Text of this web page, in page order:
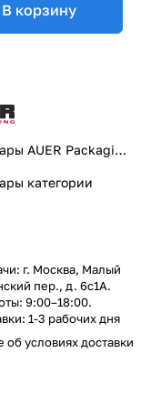
В корзину
Все товары AUER Packaging
категории
г. Москва, Малый
пер., д. 6с1А.
9:00–18:00.
1-3 рабочих дня
обусловиях доставки